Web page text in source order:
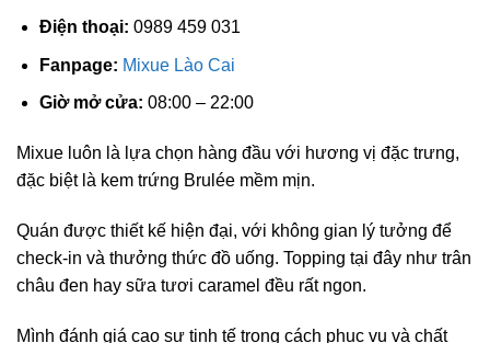
Điện thoại: 0989 459 031
Fanpage: Mixue Lào Cai
Giờ mở cửa: 08:00 – 22:00
Mixue luôn là lựa chọn hàng đầu với hương vị đặc trưng,
đặc biệt là kem trứng Brulée mềm mịn.
Quán được thiết kế hiện đại, với không gian lý tưởng để
check-in và thưởng thức đồ uống. Topping tại đây như trân
châu đen hay sữa tươi caramel đều rất ngon.
Mình đánh giá cao sự tinh tế trong cách phục vụ và chất